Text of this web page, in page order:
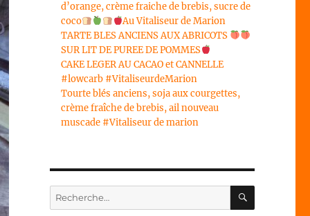
d’orange, crème fraiche de brebis, sucre de
coco
Au Vitaliseur de Marion
TARTE BLES ANCIENS AUX ABRICOTS
SUR LIT DE PUREE DE POMMES
CAKE LEGER AU CACAO et CANNELLE
#lowcarb #VitaliseurdeMarion
Tourte blés anciens, soja aux courgettes,
crème fraîche de brebis, ail nouveau
muscade #Vitaliseur de marion
Recherche
pour :